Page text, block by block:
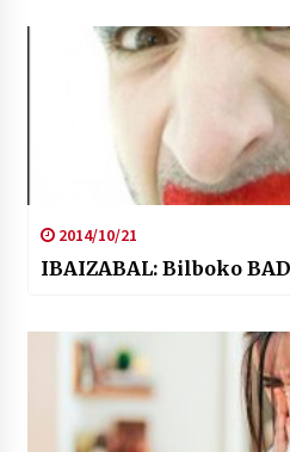
2014/10/21
IBAIZABAL: Bilboko